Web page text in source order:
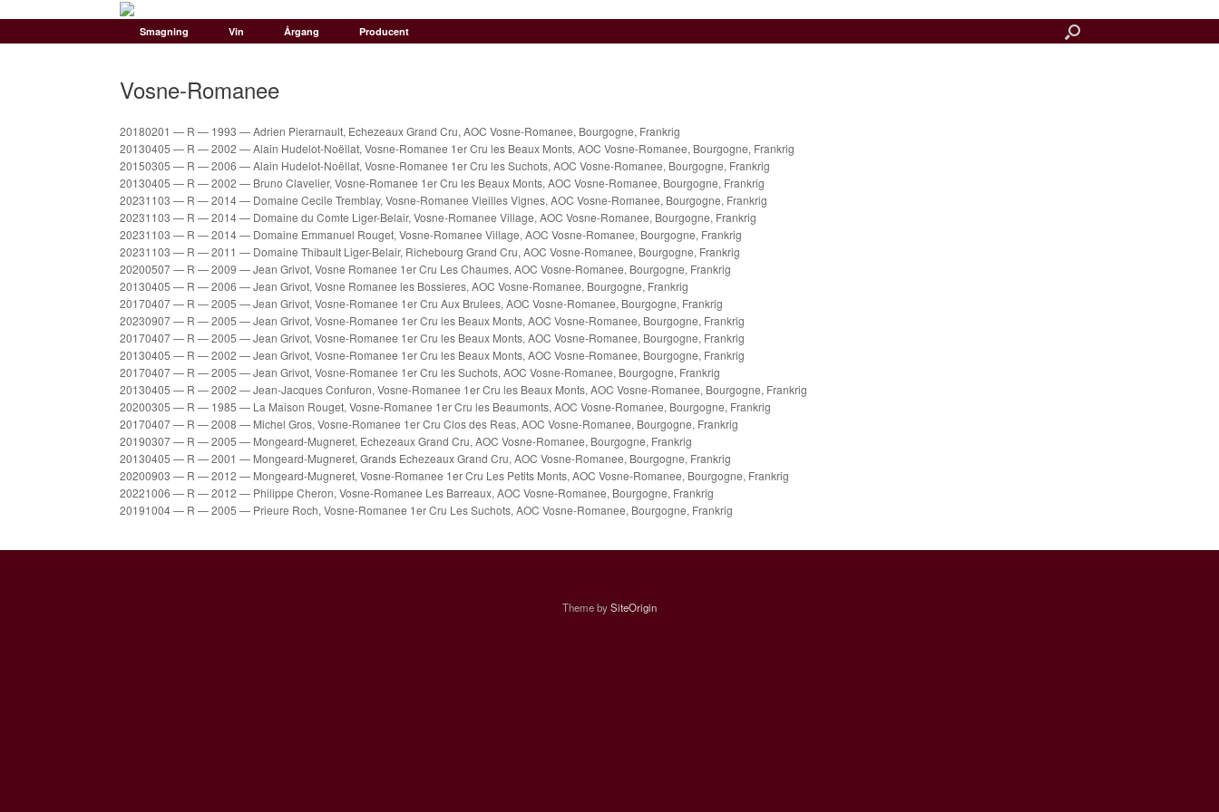
til
indhold
Smagning Vin Årgang Producent
Vosne-Romanee
20180201 — R — 1993 — Adrien Pierarnault, Echezeaux Grand Cru, AOC Vosne-Romanee, Bourgogne, Frankrig
20130405 — R — 2002 — Alain Hudelot-Noëllat, Vosne-Romanee 1er Cru les Beaux Monts, AOC Vosne-Romanee, Bourgogne, Frankrig
20150305 — R — 2006 — Alain Hudelot-Noëllat, Vosne-Romanee 1er Cru les Suchots, AOC Vosne-Romanee, Bourgogne, Frankrig
20130405 — R — 2002 — Bruno Clavelier, Vosne-Romanee 1er Cru les Beaux Monts, AOC Vosne-Romanee, Bourgogne, Frankrig
20231103 — R — 2014 — Domaine Cecile Tremblay, Vosne-Romanee Vieilles Vignes, AOC Vosne-Romanee, Bourgogne, Frankrig
20231103 — R — 2014 — Domaine du Comte Liger-Belair, Vosne-Romanee Village, AOC Vosne-Romanee, Bourgogne, Frankrig
20231103 — R — 2014 — Domaine Emmanuel Rouget, Vosne-Romanee Village, AOC Vosne-Romanee, Bourgogne, Frankrig
20231103 — R — 2011 — Domaine Thibault Liger-Belair, Richebourg Grand Cru, AOC Vosne-Romanee, Bourgogne, Frankrig
20200507 — R — 2009 — Jean Grivot, Vosne Romanee 1er Cru Les Chaumes, AOC Vosne-Romanee, Bourgogne, Frankrig
20130405 — R — 2006 — Jean Grivot, Vosne Romanee les Bossieres, AOC Vosne-Romanee, Bourgogne, Frankrig
20170407 — R — 2005 — Jean Grivot, Vosne-Romanee 1er Cru Aux Brulees, AOC Vosne-Romanee, Bourgogne, Frankrig
20230907 — R — 2005 — Jean Grivot, Vosne-Romanee 1er Cru les Beaux Monts, AOC Vosne-Romanee, Bourgogne, Frankrig
20170407 — R — 2005 — Jean Grivot, Vosne-Romanee 1er Cru les Beaux Monts, AOC Vosne-Romanee, Bourgogne, Frankrig
20130405 — R — 2002 — Jean Grivot, Vosne-Romanee 1er Cru les Beaux Monts, AOC Vosne-Romanee, Bourgogne, Frankrig
20170407 — R — 2005 — Jean Grivot, Vosne-Romanee 1er Cru les Suchots, AOC Vosne-Romanee, Bourgogne, Frankrig
20130405 — R — 2002 — Jean-Jacques Confuron, Vosne-Romanee 1er Cru les Beaux Monts, AOC Vosne-Romanee, Bourgogne, Frankrig
20200305 — R — 1985 — La Maison Rouget, Vosne-Romanee 1er Cru les Beaumonts, AOC Vosne-Romanee, Bourgogne, Frankrig
20170407 — R — 2008 — Michel Gros, Vosne-Romanee 1er Cru Clos des Reas, AOC Vosne-Romanee, Bourgogne, Frankrig
20190307 — R — 2005 — Mongeard-Mugneret, Echezeaux Grand Cru, AOC Vosne-Romanee, Bourgogne, Frankrig
20130405 — R — 2001 — Mongeard-Mugneret, Grands Echezeaux Grand Cru, AOC Vosne-Romanee, Bourgogne, Frankrig
20200903 — R — 2012 — Mongeard-Mugneret, Vosne-Romanee 1er Cru Les Petits Monts, AOC Vosne-Romanee, Bourgogne, Frankrig
20221006 — R — 2012 — Philippe Cheron, Vosne-Romanee Les Barreaux, AOC Vosne-Romanee, Bourgogne, Frankrig
20191004 — R — 2005 — Prieure Roch, Vosne-Romanee 1er Cru Les Suchots, AOC Vosne-Romanee, Bourgogne, Frankrig
Theme bySiteOrigin